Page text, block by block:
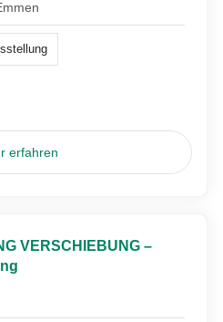
erfahren
VERSCHIEBUNG –